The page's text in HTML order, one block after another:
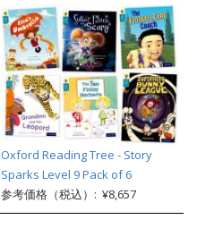
Oxford Reading Tree - Story
Sparks Level 9 Pack of 6
参考価格（税込）: ¥8,657